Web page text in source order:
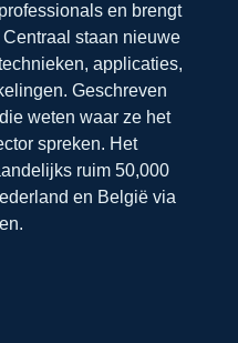
en brengt
staan nieuwe
applicaties,
Geschreven
weten waar ze het
spreken. Het
ruim 50,000
en België via